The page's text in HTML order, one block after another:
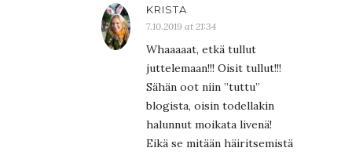
KRISTA
7.10.2019 at 21:34
Whaaaaat, etkä tullut
juttelemaan!!! Oisit tullut!!!
Sähän oot niin ”tuttu”
blogista, oisin todellakin
halunnut moikata livenä!
Eikä se mitään häiritsemistä